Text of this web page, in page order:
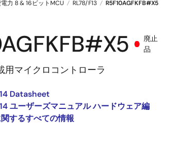
電力 8 & 16ビットMCU RL78/F13 R5F10AGFKFB#X5
廃止
品
用マイクロコントローラ
Datasheet
ユーザーズマニュアル ハードウェア編
するすべての情報